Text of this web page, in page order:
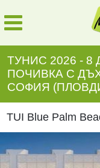
ТУНИС 2026 - 8
ПОЧИВКА С
СОФИЯ
TUI Blue Palm